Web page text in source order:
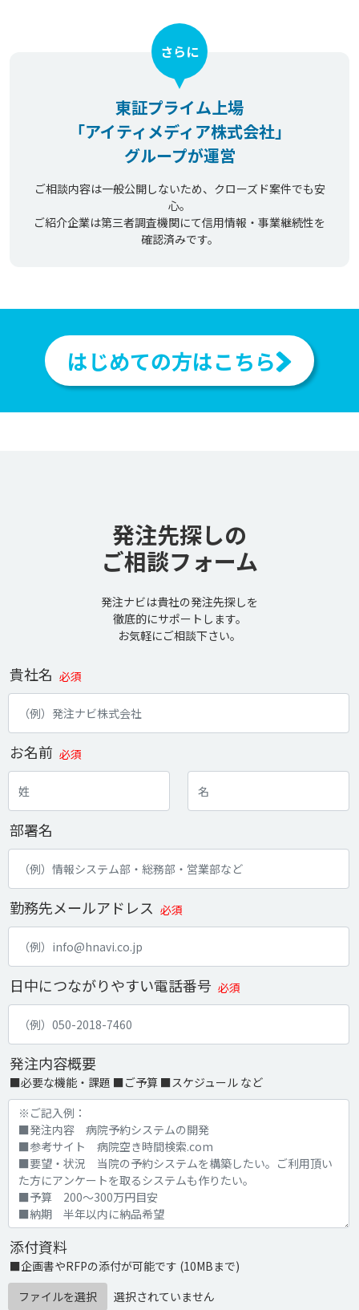
東証プライム上場
「アイティメディア株式会社」
グループが運営
さらに
ご相談内容は一般公開しないため、クローズド案件でも安
心。
ご紹介企業は第三者調査機関にて信用情報・事業継続性を
確認済みです。
はじめての方はこちら
発注先探しの
ご相談フォーム
発注ナビは貴社の発注先探しを
徹底的にサポートします。
お気軽にご相談下さい。
貴社名 必須
お名前 必須
部署名
勤務先メールアドレス 必須
日中につながりやすい電話番号 必須
発注内容概要
■必要な機能・課題 ■ご予算 ■スケジュール など
添付資料
■企画書やRFPの添付が可能です (10MBまで)
ファイルを選択
選択されていません